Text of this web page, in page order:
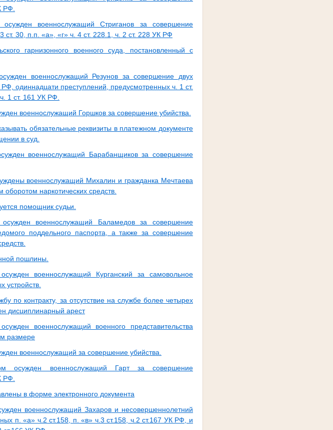
РФ.
военнослужащий Стриганов за совершение
ст. 30, п.п. «а», «г» ч. 4 ст. 228.1, ч. 2 ст. 228 УК РФ
гарнизонного военного суда, постановленный с
военнослужащий Резунов за совершение двух
одиннадцати преступлений, предусмотренных ч. 1 ст.
1 ст. 161 УК РФ.
военнослужащий Горшков за совершение убийства.
обязательные реквизиты в платежном документе
в суд.
военнослужащий Барабанщиков за совершение
военнослужащий Михалин и гражданка Мечтаева
наркотических средств.
помощник судьи.
военнослужащий Баламедов за совершение
поддельного паспорта, а также за совершение
пошлины.
военнослужащий Курганский за самовольное
устройств.
по контракту, за отсутствие на службе более четырех
дисциплинарный арест
военнослужащий военного представительства
размере
военнослужащий за совершение убийства.
осужден военнослужащий Гарт за совершение
РФ.
в форме электронного документа
военнослужащий Захаров и несовершеннолетний
п. «а» ч.2 ст.158, п. «в» ч.3 ст.158, ч.2 ст.167 УК РФ, и